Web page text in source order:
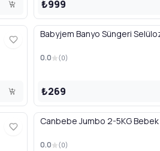
₺999
Babyjem Banyo Süngeri
0.0 (0)
₺269
Canbebe Jumbo 2-5KG Bebek
0.0 (0)